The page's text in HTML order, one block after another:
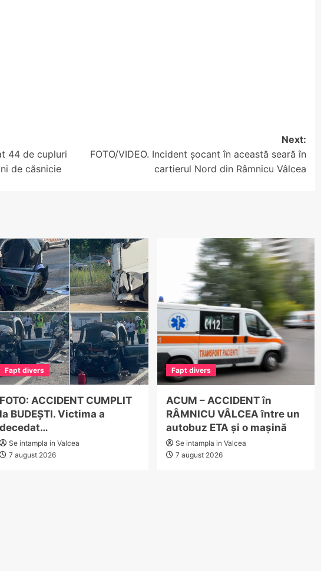
44 de cupluri
de căsnicie
Next:
FOTO/VIDEO. Incident șocant în această seară în
cartierul Nord din Râmnicu Vâlcea
Fapt divers
FOTO: ACCIDENT CUMPLIT
la BUDEȘTI. Victima a
decedat…
Se intampla in Valcea
7 august 2026
Fapt divers
ACUM – ACCIDENT în
RÂMNICU VÂLCEA între un
autobuz ETA și o mașină
Se intampla in Valcea
7 august 2026